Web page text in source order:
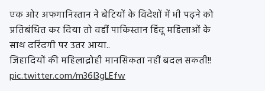
एक ओर अफगानिस्तान ने बेटियों के विदेशों में भी पढ़ने को
प्रतिबंधित कर दिया तो वहीं पाकिस्तान हिंदू महिलाओं के
साथ दरिंदगी पर उतर आया..
जिहादियों की महिलाद्रोही मानसिकता नहीं बदल सकती!!
pic.twitter.com/m36I3gLEfw